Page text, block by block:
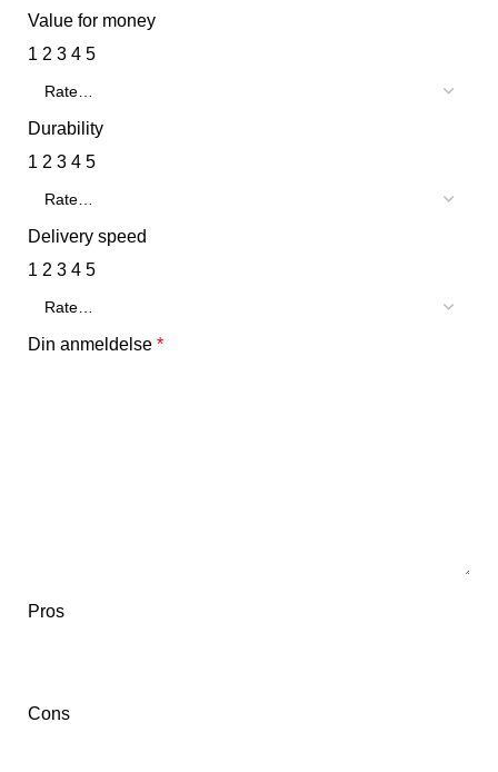
Value for money
1 2 3 4 5
Durability
1 2 3 4 5
Delivery speed
1 2 3 4 5
Din anmeldelse *
Pros
Cons